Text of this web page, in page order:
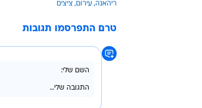
ריהאנה עירום ציצים
טרם התפרסמו תגובות